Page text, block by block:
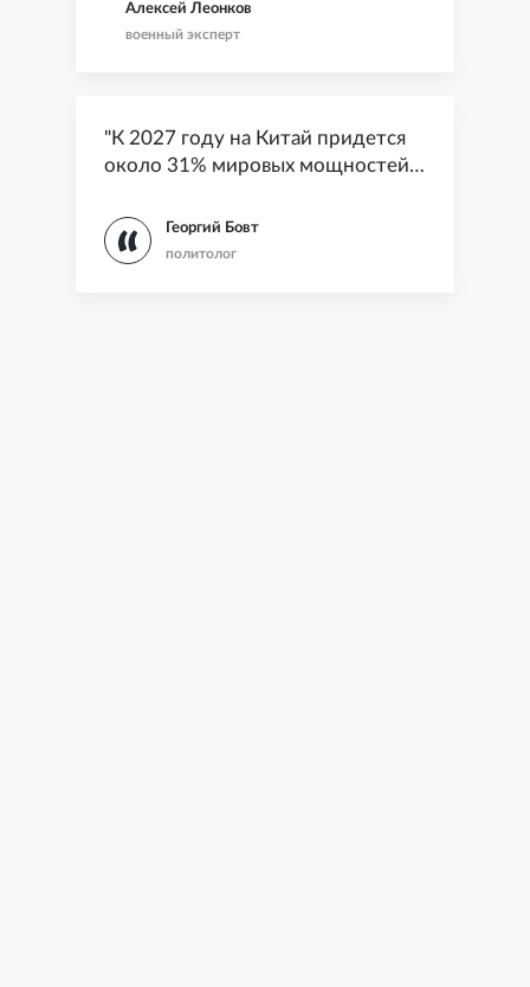
организм"
Алексей Леонков
военный эксперт
"К 2027 году на Китай придется
около 31% мировых мощностей
Георгий Бовт
политолог